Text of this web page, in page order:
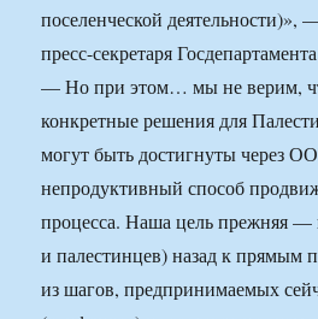
поселенческой деятельности)»,
пресс-секретаря
— Но при этом… мы не верим,
конкретные решения для
могут быть достигнуты через
непродуктивный способ
процесса. Наша цель прежняя —
и палестинцев) назад к прямым
из шагов, предпринимаемых